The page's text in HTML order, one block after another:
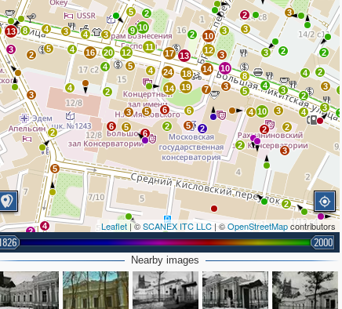
3
3
2
2
10 3
3
4
2
4 2
2
3
3
3
4
16
20
5
9 10
11
12
5
4
14
24
17
18
13
12
2 10
3
2
2
3
3
3
2
4
5
8
3
14
10
3
7
19
6
4
5
2
6
5
5
6
2
4
5
2
4
6
2
3
4
4
5
4
2
3
3
13
8
2
2
2
Leaflet | ©SCANEX ITC LLC | ©OpenStreetMapcontributors
2000
Nearby images